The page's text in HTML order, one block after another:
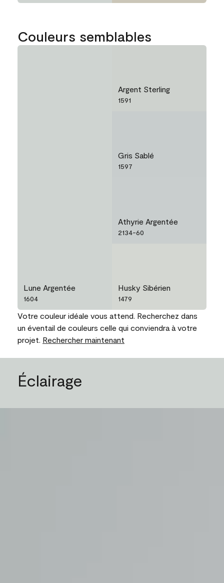
Couleurs semblables
Lune Argentée
1604
Argent Sterling
1591
Gris Sablé
1597
Athyrie Argentée
2134-60
Husky Sibérien
1479
Votre couleur idéale vous attend. Recherchez dans
un éventail de couleurs celle qui conviendra à votre
projet. Rechercher maintenant
Éclairage